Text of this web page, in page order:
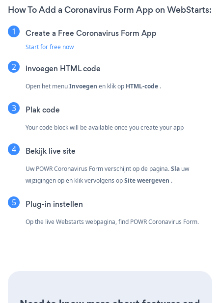
How To Add a Coronavirus Form App on WebStarts:
Create a Free Coronavirus Form App
Start for free now
invoegen HTML code
Open het menuInvoegen en klik op HTML-code .
Plak code
Your code block will be available once you create your app
Bekijk live site
Uw POWR Coronavirus Form verschijnt op de pagina.Sla uw
wijzigingen op en klik vervolgens opSite weergeven .
Plug-in instellen
Op the live Webstarts webpagina, find POWR Coronavirus Form.